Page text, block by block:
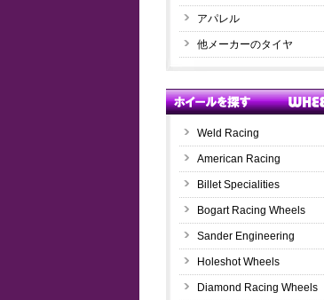
アパレル
他メーカーのタイヤ
Weld Racing
American Racing
Billet Specialities
Bogart Racing Wheels
Sander Engineering
Holeshot Wheels
Diamond Racing Wheels